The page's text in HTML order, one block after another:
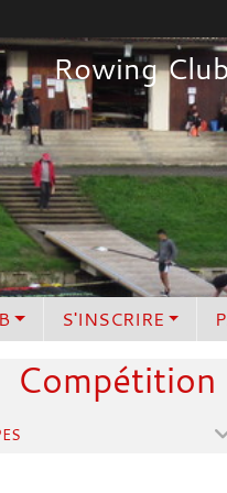
Rowing
S'INSCRIRE
Compétition